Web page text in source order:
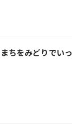
ちをみどりでい